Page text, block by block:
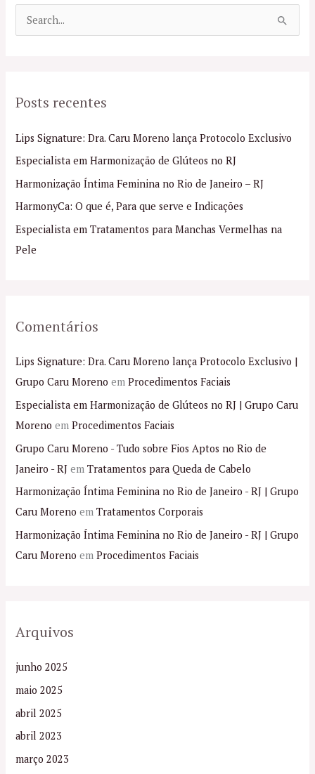
u
s
a
r
p
o
r
Posts recentes
Lips Signature: Dra. Caru Moreno lança Protocolo Exclusivo
Especialista em Harmonização de Glúteos no RJ
Harmonização Íntima Feminina no Rio de Janeiro – RJ
HarmonyCa: O que é, Para que serve e Indicações
Especialista em Tratamentos para Manchas Vermelhas na
Pele
Comentários
Lips Signature: Dra. Caru Moreno lança Protocolo Exclusivo |
Grupo Caru Moreno emProcedimentos Faciais
Especialista em Harmonização de Glúteos no RJ | Grupo Caru
Moreno emProcedimentos Faciais
Grupo Caru Moreno - Tudo sobre Fios Aptos no Rio de
Janeiro - RJ emTratamentos para Queda de Cabelo
Harmonização Íntima Feminina no Rio de Janeiro - RJ | Grupo
Caru Moreno emTratamentos Corporais
Harmonização Íntima Feminina no Rio de Janeiro - RJ | Grupo
Caru Moreno emProcedimentos Faciais
Arquivos
junho 2025
maio 2025
abril 2025
abril 2023
março 2023